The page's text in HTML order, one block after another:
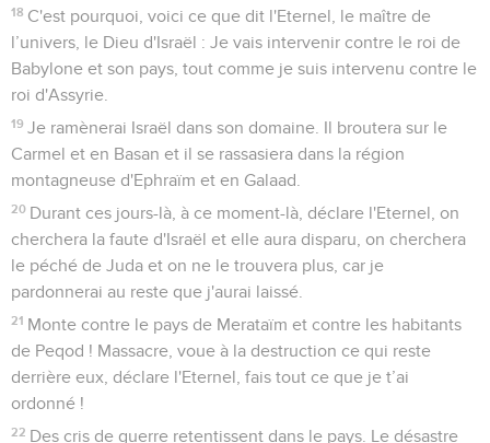
18 C'est pourquoi, voici ce que dit l'Eternel, le maître de
l’univers, le Dieu d'Israël : Je vais intervenir contre le roi de
Babylone et son pays, tout comme je suis intervenu contre le
roi d'Assyrie.
19 Je ramènerai Israël dans son domaine. Il broutera sur le
Carmel et en Basan et il se rassasiera dans la région
montagneuse d'Ephraïm et en Galaad.
20 Durant ces jours-là, à ce moment-là, déclare l'Eternel, on
cherchera la faute d'Israël et elle aura disparu, on cherchera
le péché de Juda et on ne le trouvera plus, car je
pardonnerai au reste que j'aurai laissé.
21 Monte contre le pays de Merataïm et contre les habitants
de Peqod ! Massacre, voue à la destruction ce qui reste
derrière eux, déclare l'Eternel, fais tout ce que je t’ai
ordonné !
22 Des cris de guerre retentissent dans le pays. Le désastre